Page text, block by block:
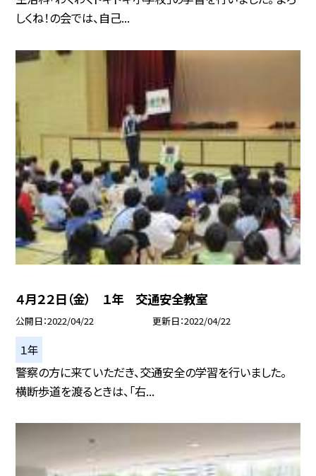
しくね！の会では、自己...
４月２２日（金） １年 交通安全教室
公開日 2022/04/22 更新日 2022/04/22
１年
警察の方に来ていただき、交通安全の学習を行いました。
横断歩道を渡るときは、「右...